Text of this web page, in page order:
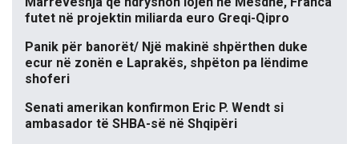
futet në projektin miliarda euro Greqi-Qipro
Panik për banorët/ Një makinë shpërthen duke
ecur në zonën e Laprakës, shpëton pa lëndime
shoferi
Senati amerikan konfirmon Eric P. Wendt si
ambasador të SHBA-së në Shqipëri